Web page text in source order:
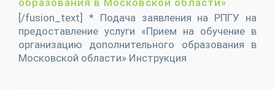
образования в Московской области»
[/fusion_text] * Подача заявления на РПГУ на
предоставление услуги «Прием на обучение в
организацию дополнительного образования в
Московской области» Инструкция